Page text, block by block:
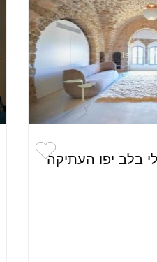
בלב יפו העתיקה